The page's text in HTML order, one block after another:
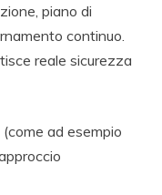
piano di
continuo.
reale sicurezza
ad esempio